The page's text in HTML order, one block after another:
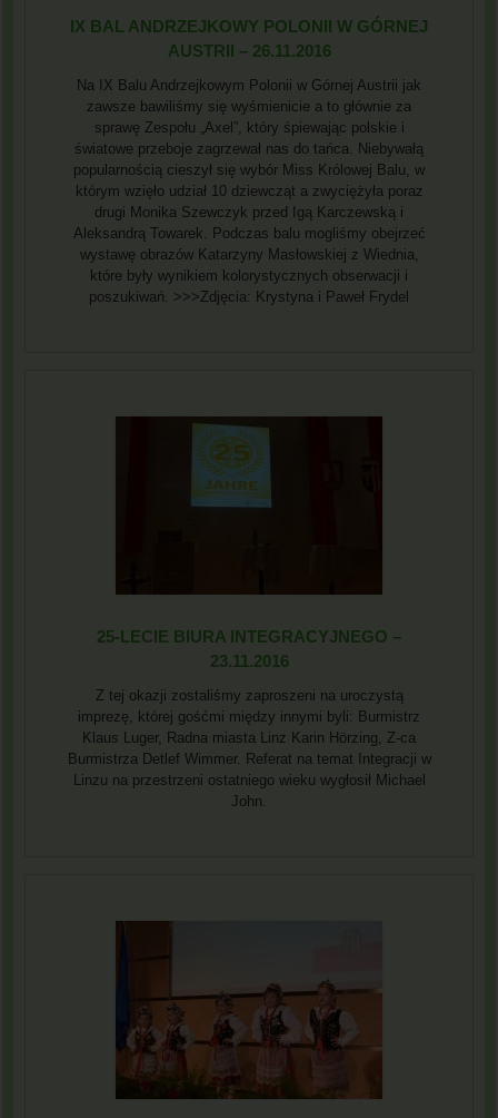
IX BAL ANDRZEJKOWY POLONII W GÓRNEJ
AUSTRII – 26.11.2016
Na IX Balu Andrzejkowym Polonii w Górnej Austrii jak
zawsze bawiliśmy się wyśmienicie a to głównie za
sprawę Zespołu „Axel”, który śpiewając polskie i
światowe przeboje zagrzewał nas do tańca. Niebywałą
popularnością cieszył się wybór Miss Królowej Balu, w
którym wzięło udział 10 dziewcząt a zwyciężyła poraz
drugi Monika Szewczyk przed Igą Karczewską i
Aleksandrą Towarek. Podczas balu mogliśmy obejrzeć
wystawę obrazów Katarzyny Masłowskiej z Wiednia,
które były wynikiem kolorystycznych obserwacji i
poszukiwań. >>>Zdjęcia: Krystyna i Paweł Frydel
25-LECIE BIURA INTEGRACYJNEGO –
23.11.2016
Z tej okazji zostaliśmy zaproszeni na uroczystą
imprezę, której gośćmi między innymi byli: Burmistrz
Klaus Luger, Radna miasta Linz Karin Hörzing, Z-ca
Burmistrza Detlef Wimmer. Referat na temat Integracji w
Linzu na przestrzeni ostatniego wieku wygłosił Michael
John.